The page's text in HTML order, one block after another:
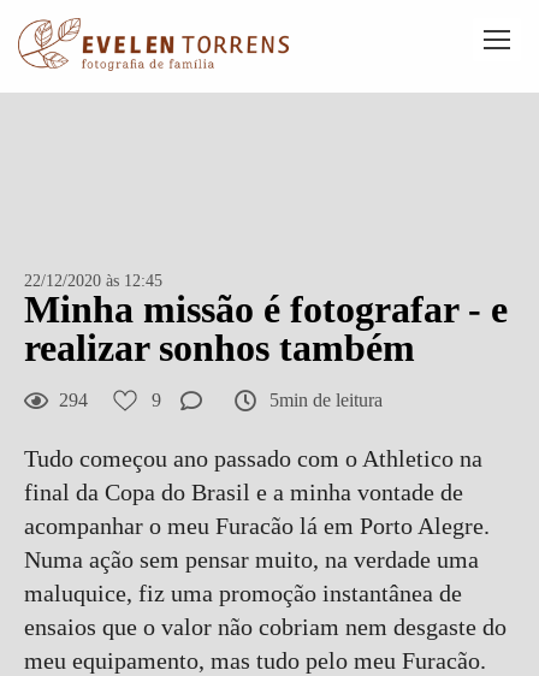
22/12/2020 às 12:45
Minha missão é fotografar - e
realizar sonhos também
294 9 5min de leitura
Tudo começou ano passado com o Athletico na
final da Copa do Brasil e a minha vontade de
acompanhar o meu Furacão lá em Porto Alegre.
Numa ação sem pensar muito, na verdade uma
maluquice, fiz uma promoção instantânea de
ensaios que o valor não cobriam nem desgaste do
meu equipamento, mas tudo pelo meu Furacão.